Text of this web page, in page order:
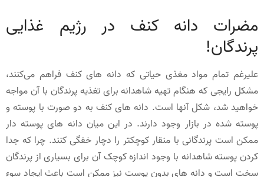
مضرات دانه کنف در رژیم غذایی
پرندگان!
علیرغم تمام مواد مغذی حیاتی که دانه های کنف فراهم می‌کنند،
مشکل رایجی که هنگام تهیه شاهدانه برای تغذیه پرندگان با آن مواجه
خواهید شد، شکل آنها است. دانه های کنف به دو صورت با پوسته و
پوسته شده در بازار وجود دارند. در این میان دانه های پوسته دار
ممکن است پرندگانی با منقار کوچکتر را دچار خفگی کنند. چرا که جدا
کردن پوسته شاهدانه با وجود اندازه کوچک آن برای بسیاری از پرندگان
سخت است و دانه های بدون پوست نیز ممکن است باعث ایجاد سوء